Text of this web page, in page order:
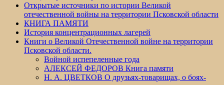
Открытые источники по истории Великой
отечественной войны на территории Псковской области
КНИГА ПАМЯТИ
История концентрационных лагерей
Книги о Великой Отечественной войне на территории
Псковской области.
Войной испепеленные года
АЛЕКСЕЙ ФЕДОРОВ Книга памяти
Н. А. ЦВЕТКОВ О друзьях-товарищах, о боях-